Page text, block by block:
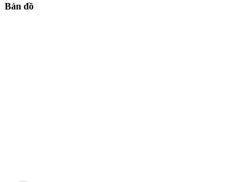
Bản đồ